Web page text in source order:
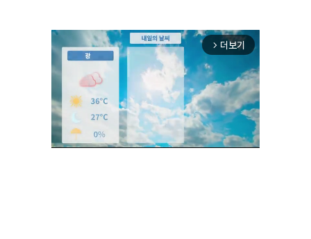
arrow_forward_ios 더보기